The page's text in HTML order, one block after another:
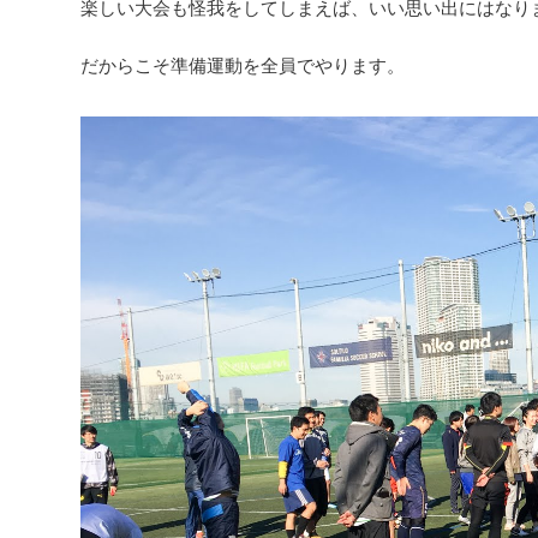
楽しい大会も怪我をしてしまえば、いい思い出にはなり
だからこそ準備運動を全員でやります。